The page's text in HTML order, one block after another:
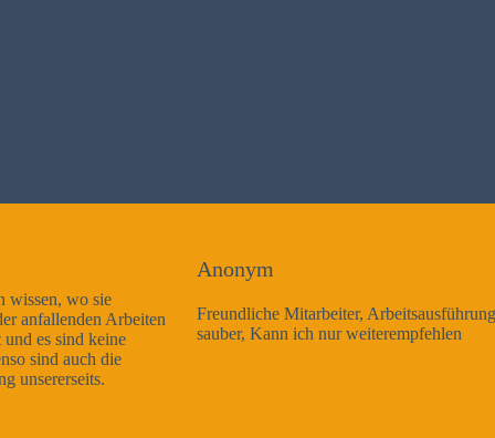
Freundliche Mitarbeiter, Arbeitsausführung sehr gut und sehr
sauber, Kann ich nur weiterempfehlen